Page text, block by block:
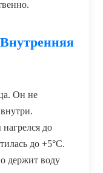
Он не
до
до +5°C.
держит воду